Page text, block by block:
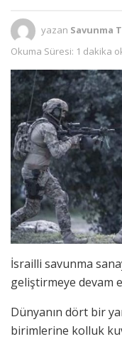
yazan Savunma
Okuma Süresi: 1 dakika
İsrailli savunma
geliştirmeye devam
Dünyanın dört bir
birimlerine kolluk